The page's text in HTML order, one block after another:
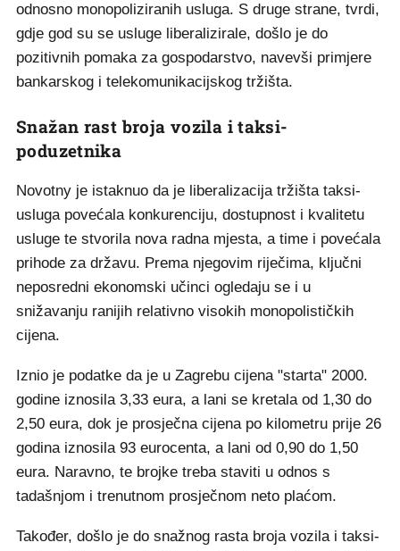
odnosno monopoliziranih usluga. S druge strane, tvrdi,
gdje god su se usluge liberalizirale, došlo je do
pozitivnih pomaka za gospodarstvo, navevši primjere
bankarskog i telekomunikacijskog tržišta.
Snažan rast broja vozila i taksi-
poduzetnika
Novotny je istaknuo da je liberalizacija tržišta taksi-
usluga povećala konkurenciju, dostupnost i kvalitetu
usluge te stvorila nova radna mjesta, a time i povećala
prihode za državu. Prema njegovim riječima, ključni
neposredni ekonomski učinci ogledaju se i u
snižavanju ranijih relativno visokih monopolističkih
cijena.
Iznio je podatke da je u Zagrebu cijena "starta" 2000.
godine iznosila 3,33 eura, a lani se kretala od 1,30 do
2,50 eura, dok je prosječna cijena po kilometru prije 26
godina iznosila 93 eurocenta, a lani od 0,90 do 1,50
eura. Naravno, te brojke treba staviti u odnos s
tadašnjom i trenutnom prosječnom neto plaćom.
Također, došlo je do snažnog rasta broja vozila i taksi-